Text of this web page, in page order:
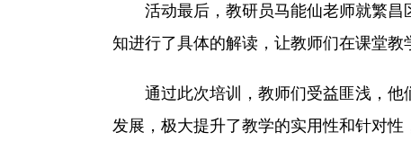
活动最后，教研员马能仙老师就繁昌
知进行了具体的解读，让教师们在课堂教
通过此次培训，教师们受益匪浅，他们
发展，极大提升了教学的实用性和针对性